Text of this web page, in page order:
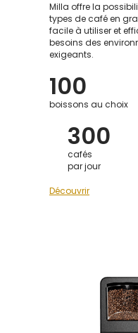
Milla offre la
types de café en
facile à utiliser et
besoins des
exigeants.
100
boissons au choix
300
cafés
par jour
Découvrir